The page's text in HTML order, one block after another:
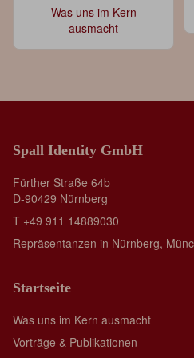
Was uns im Kern
ausmacht
Spall Identity GmbH
Fürther Straße 64b
D-90429 Nürnberg
T +49 911 14889030
Repräsentanzen in Nürnberg,
Startseite
Was uns im Kern ausmacht
Vorträge & Publikationen